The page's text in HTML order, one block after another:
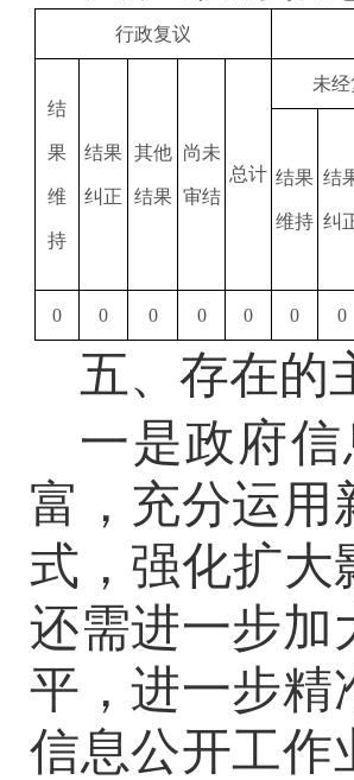
行政复议
结
果
维
持
结果
纠正
其他
结果
尚未
审结
总计
未
结果
维持
结
纠
0 0 0 0 0 0 0
五、存在的
一是政府
富，充分运用
式，强化扩大
还需进一步加
平，进一步精
信息公开工作